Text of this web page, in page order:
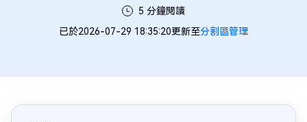
5 分鐘閱讀
已於2026-07-29 18:35:20更新至分割區管理